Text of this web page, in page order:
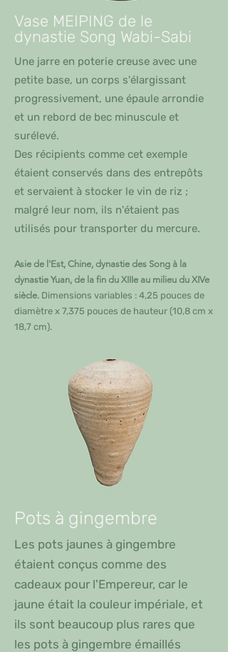
Vase MEIPING de le
dynastie Song Wabi-Sabi
Une jarre en poterie creuse avec une
petite base, un corps s'élargissant
progressivement, une épaule arrondie
et un rebord de bec minuscule et
surélevé.
Des récipients comme cet exemple
étaient conservés dans des entrepôts
et servaient à stocker le vin de riz ;
malgré leur nom, ils n'étaient pas
utilisés pour transporter du mercure.
Asie de l'Est, Chine, dynastie des Song à la
dynastie Yuan, de la fin du XIIIe au milieu du XIVe
siècle. Dimensions variables : 4,25 pouces de
diamètre x 7,375 pouces de hauteur (10,8 cm x
18,7 cm).
Pots à gingembre
Les pots jaunes à gingembre
étaient conçus comme des
cadeaux pour l'Empereur, car le
jaune était la couleur impériale, et
ils sont beaucoup plus rares que
les pots à gingembre émaillés